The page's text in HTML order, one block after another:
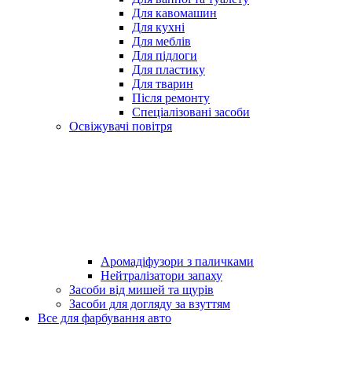
Для кавомашин
Для кухні
Для меблів
Для підлоги
Для пластику
Для тварин
Після ремонту
Спеціалізовані засоби
Освіжувачі повітря
Аромадіфузори з паличками
Нейтралізатори запаху
Засоби від мишей та щурів
Засоби для догляду за взуттям
Все для фарбування авто